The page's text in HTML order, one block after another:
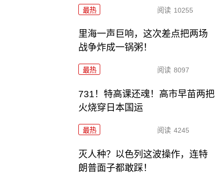
最热 阅读 10255
里海一声巨响，这次差点把两场
战争炸成一锅粥！
最热 阅读 8097
731！特高课还魂！高市早苗两把
火烧穿日本国运
最热 阅读 4245
灭人种？以色列这波操作，连特
朗普面子都敢踩！